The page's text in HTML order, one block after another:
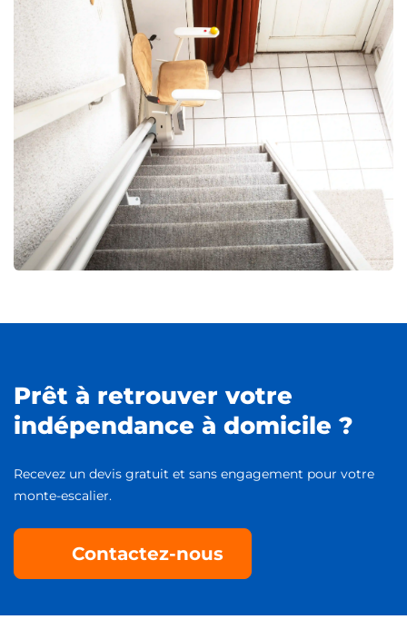
Prêt à retrouver votre
indépendance à domicile ?
Recevez un devis gratuit et sans engagement pour votre
monte-escalier.
Contactez-nous